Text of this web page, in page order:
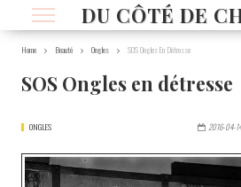
DU CÔTÉ DE
Home Beauté Ongles SOS Ongles En Détresse
SOS Ongles en détresse
ONGLES 2016-04-14